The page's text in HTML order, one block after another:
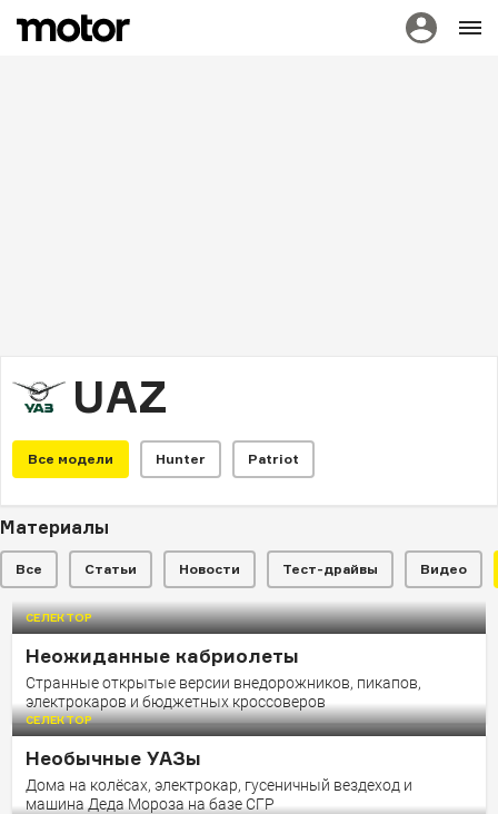
UAZ
Все модели Hunter Patriot
Материалы
Все Статьи Новости Тест-драйвы Видео
Что крестный отец BMW X6
сотворит с УАЗом и Lada
СЕЛЕКТОР
Неожиданные кабриолеты
Странные открытые версии внедорожников, пикапов,
электрокаров и бюджетных кроссоверов
СЕЛЕКТОР
Необычные УАЗы
Дома на колёсах, электрокар, гусеничный вездеход и
машина Деда Мороза на базе СГР